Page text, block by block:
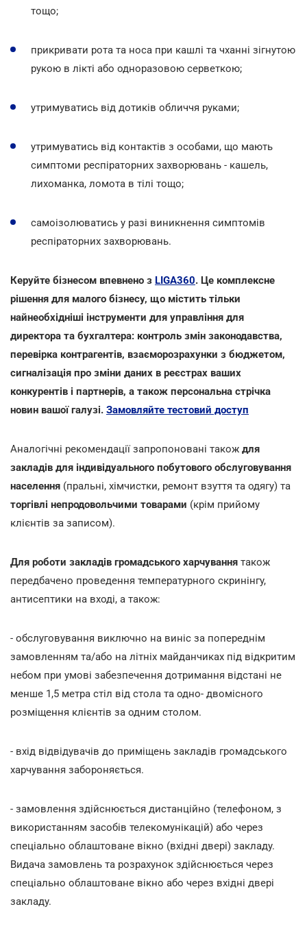
тощо;
прикривати рота та носа при кашлі та чханні зігнутою
рукою в лікті або одноразовою серветкою;
утримуватись від дотиків обличчя руками;
утримуватись від контактів з особами, що мають
симптоми респіраторних захворювань - кашель,
лихоманка, ломота в тілі тощо;
самоізолюватись у разі виникнення симптомів
респіраторних захворювань.
Керуйте бізнесом впевнено з LIGA360. Це комплексне
рішення для малого бізнесу, що містить тільки
найнеобхідніші інструменти для управління для
директора та бухгалтера: контроль змін законодавства,
перевірка контрагентів, взаєморозрахунки з бюджетом,
сигналізація про зміни даних в реєстрах ваших
конкурентів і партнерів, а також персональна стрічка
новин вашої галузі. Замовляйте тестовий доступ
Аналогічні рекомендації запропоновані також для
закладів для індивідуального побутового обслуговування
населення (пральні, хімчистки, ремонт взуття та одягу) та
торгівлі непродовольчими товарами (крім прийому
клієнтів за записом).
Для роботи закладів громадського харчування також
передбачено проведення температурного скринінгу,
антисептики на вході, а також:
- обслуговування виключно на виніс за попереднім
замовленням та/або на літніх майданчиках під відкритим
небом при умові забезпечення дотримання відстані не
менше 1,5 метра стіл від стола та одно- двомісного
розміщення клієнтів за одним столом.
- вхід відвідувачів до приміщень закладів громадського
харчування забороняється.
- замовлення здійснюється дистанційно (телефоном, з
використанням засобів телекомунікацій) або через
спеціально облаштоване вікно (вхідні двері) закладу.
Видача замовлень та розрахунок здійснюється через
спеціально облаштоване вікно або через вхідні двері
закладу.